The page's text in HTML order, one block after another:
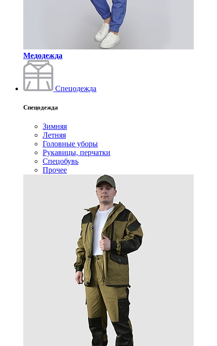
Медодежда
Спецодежда
Спецодежда
Зимняя
Летняя
Головные уборы
Рукавицы, перчатки
Спецобувь
Прочее